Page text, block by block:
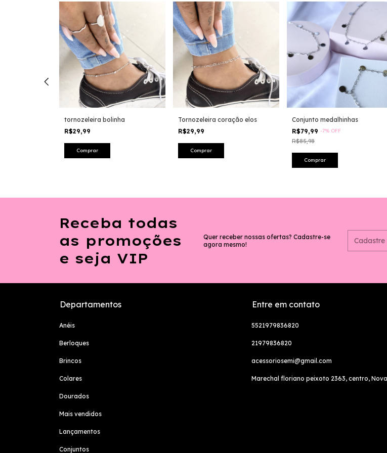
tornozeleira bolinha
R$29,99
Tornozeleira coração elos
R$29,99
Conjunto medalhinhas
R$79,99 -7% OFF
R$85,98
Receba todas
as promoções
e seja VIP
Quer receber nossas ofertas? Cadastre-se
agora mesmo!
Departamentos
Anéis
Berloques
Brincos
Colares
Dourados
Mais vendidos
Lançamentos
Conjuntos
Entre em contato
5521979836820
21979836820
acessoriosemi@gmail.com
Marechal floriano peixoto 2363, centro,